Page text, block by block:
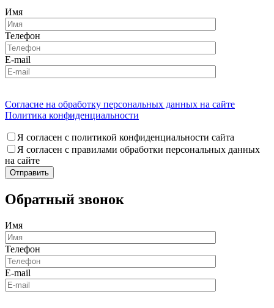
Имя
Телефон
E-mail
Согласие на обработку персональных данных на сайте
Политика конфиденциальности
Я согласен с политикой конфиденциальности сайта
Я согласен с правилами обработки персональных данных
на сайте
Обратный звонок
Имя
Телефон
E-mail